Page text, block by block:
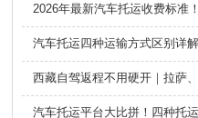
2026年最新汽车托运收费标准
汽车托运四种运输方式区别详
汽车托运平台大比拼！四种托